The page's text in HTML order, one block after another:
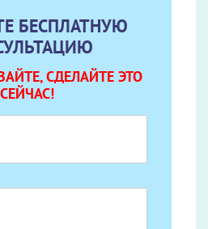
БЕСПЛАТНУЮ
СДЕЛАЙТЕ ЭТО
СЕЙЧАС!